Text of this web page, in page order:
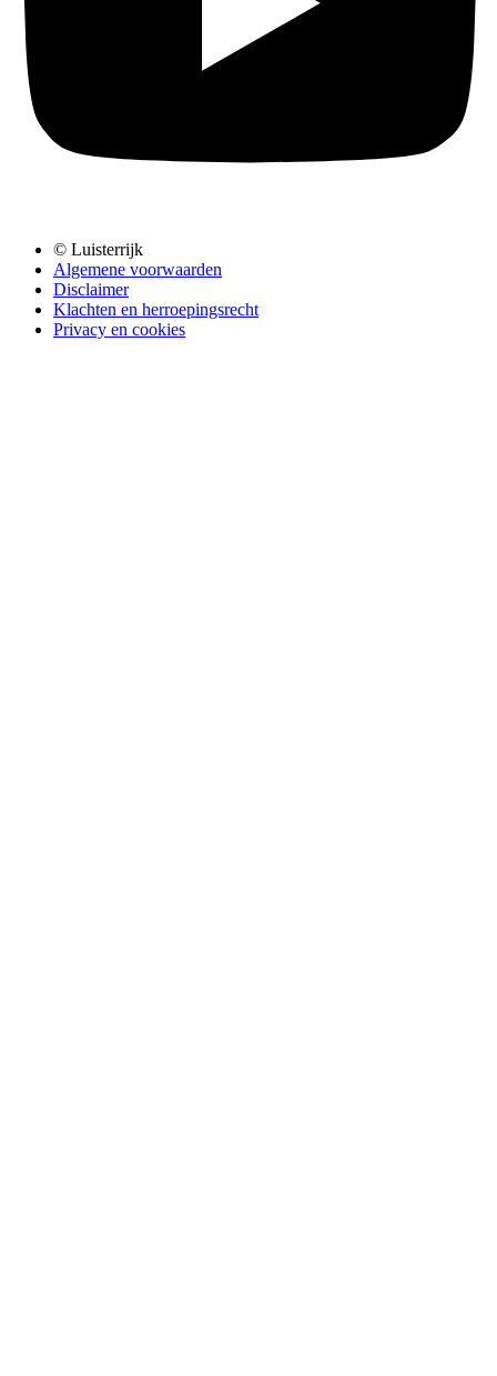
© Luisterrijk
Algemene voorwaarden
Disclaimer
Klachten en herroepingsrecht
Privacy en cookies